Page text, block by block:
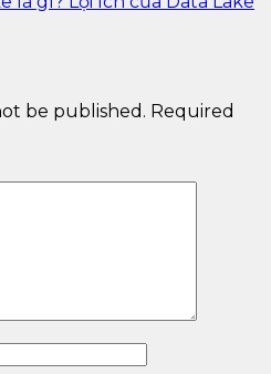
be published. Required